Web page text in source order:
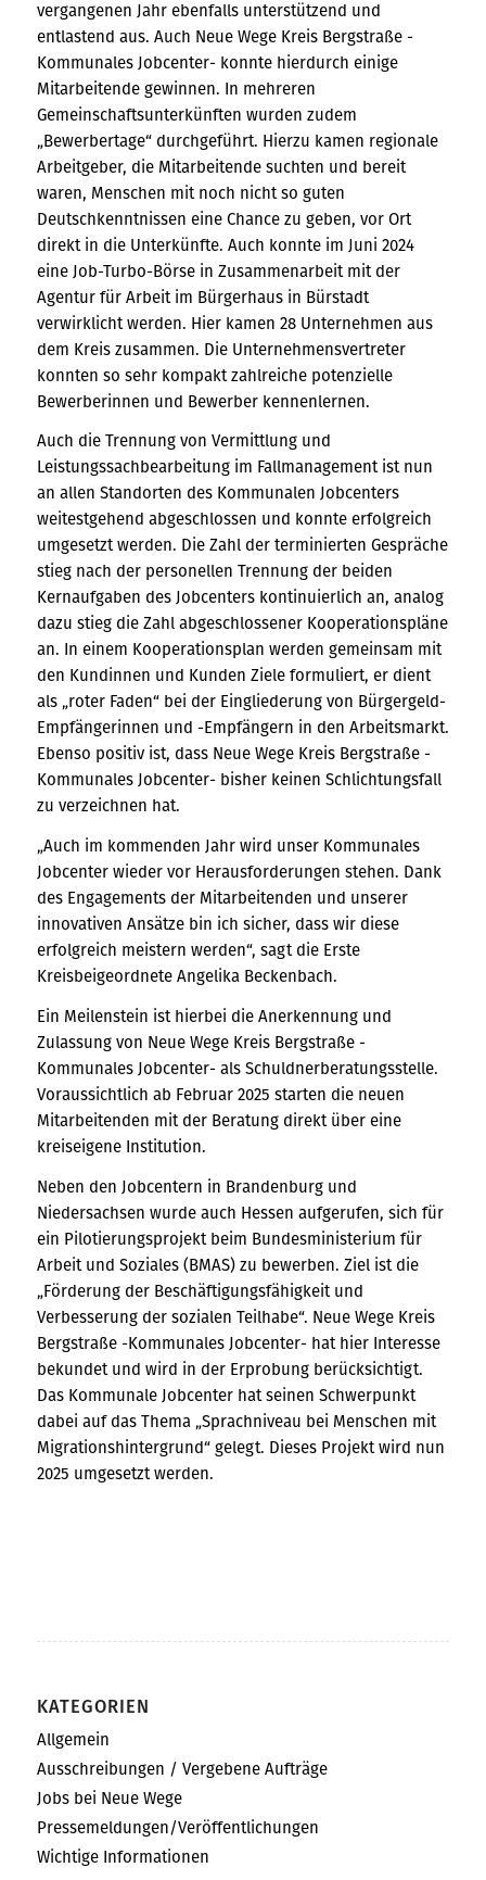
vergangenen Jahr ebenfalls unterstützend und
entlastend aus. Auch Neue Wege Kreis Bergstraße -
Kommunales Jobcenter- konnte hierdurch einige
Mitarbeitende gewinnen. In mehreren
Gemeinschaftsunterkünften wurden zudem
„Bewerbertage“ durchgeführt. Hierzu kamen regionale
Arbeitgeber, die Mitarbeitende suchten und bereit
waren, Menschen mit noch nicht so guten
Deutschkenntnissen eine Chance zu geben, vor Ort
direkt in die Unterkünfte. Auch konnte im Juni 2024
eine Job-Turbo-Börse in Zusammenarbeit mit der
Agentur für Arbeit im Bürgerhaus in Bürstadt
verwirklicht werden. Hier kamen 28 Unternehmen aus
dem Kreis zusammen. Die Unternehmensvertreter
konnten so sehr kompakt zahlreiche potenzielle
Bewerberinnen und Bewerber kennenlernen.
Auch die Trennung von Vermittlung und
Leistungssachbearbeitung im Fallmanagement ist nun
an allen Standorten des Kommunalen Jobcenters
weitestgehend abgeschlossen und konnte erfolgreich
umgesetzt werden. Die Zahl der terminierten Gespräche
stieg nach der personellen Trennung der beiden
Kernaufgaben des Jobcenters kontinuierlich an, analog
dazu stieg die Zahl abgeschlossener Kooperationspläne
an. In einem Kooperationsplan werden gemeinsam mit
den Kundinnen und Kunden Ziele formuliert, er dient
als „roter Faden“ bei der Eingliederung von Bürgergeld-
Empfängerinnen und -Empfängern in den Arbeitsmarkt.
Ebenso positiv ist, dass Neue Wege Kreis Bergstraße -
Kommunales Jobcenter- bisher keinen Schlichtungsfall
zu verzeichnen hat.
„Auch im kommenden Jahr wird unser Kommunales
Jobcenter wieder vor Herausforderungen stehen. Dank
des Engagements der Mitarbeitenden und unserer
innovativen Ansätze bin ich sicher, dass wir diese
erfolgreich meistern werden“, sagt die Erste
Kreisbeigeordnete Angelika Beckenbach.
Ein Meilenstein ist hierbei die Anerkennung und
Zulassung von Neue Wege Kreis Bergstraße -
Kommunales Jobcenter- als Schuldnerberatungsstelle.
Voraussichtlich ab Februar 2025 starten die neuen
Mitarbeitenden mit der Beratung direkt über eine
kreiseigene Institution.
Neben den Jobcentern in Brandenburg und
Niedersachsen wurde auch Hessen aufgerufen, sich für
ein Pilotierungsprojekt beim Bundesministerium für
Arbeit und Soziales (BMAS) zu bewerben. Ziel ist die
„Förderung der Beschäftigungsfähigkeit und
Verbesserung der sozialen Teilhabe“. Neue Wege Kreis
Bergstraße -Kommunales Jobcenter- hat hier Interesse
bekundet und wird in der Erprobung berücksichtigt.
Das Kommunale Jobcenter hat seinen Schwerpunkt
dabei auf das Thema „Sprachniveau bei Menschen mit
Migrationshintergrund“ gelegt. Dieses Projekt wird nun
2025 umgesetzt werden.
KATEGORIEN
Allgemein
Ausschreibungen / Vergebene Aufträge
Jobs bei Neue Wege
Pressemeldungen/Veröffentlichungen
Wichtige Informationen